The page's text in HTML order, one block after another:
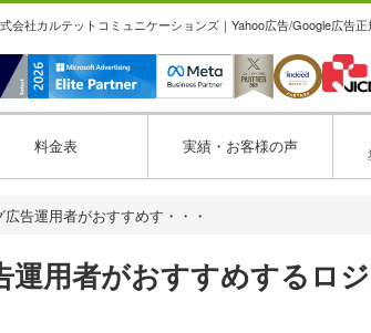
会社カルテットコミュニケーションズ｜Yahoo広告/Google広告
料金表 実績・お客様の声
広告運用者がおすすめす・・・
運用者がおすすめするロ